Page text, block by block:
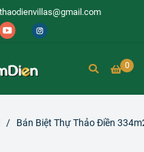
thaodienvillas@gmail.com
0
/ Bán Biệt Thự Thảo Điền